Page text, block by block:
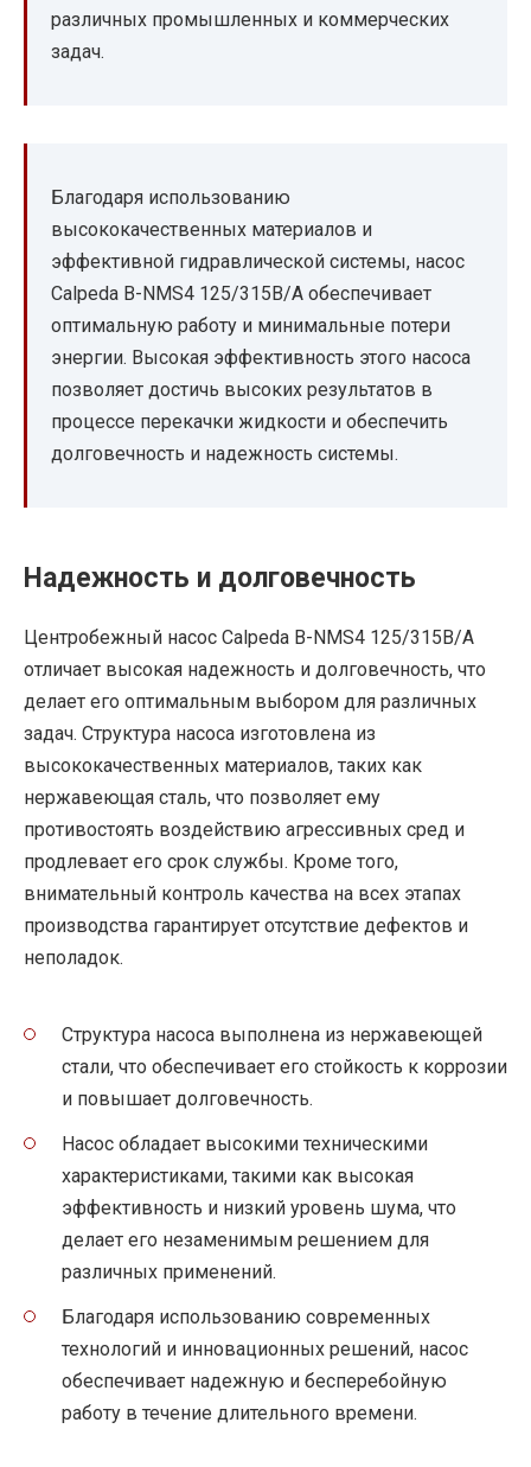
различных промышленных и коммерческих
задач.
Благодаря использованию
высококачественных материалов и
эффективной гидравлической системы, насос
Calpeda B-NMS4 125/315B/A обеспечивает
оптимальную работу и минимальные потери
энергии. Высокая эффективность этого насоса
позволяет достичь высоких результатов в
процессе перекачки жидкости и обеспечить
долговечность и надежность системы.
Надежность и долговечность
Центробежный насос Calpeda B-NMS4 125/315B/A
отличает высокая надежность и долговечность, что
делает его оптимальным выбором для различных
задач. Структура насоса изготовлена из
высококачественных материалов, таких как
нержавеющая сталь, что позволяет ему
противостоять воздействию агрессивных сред и
продлевает его срок службы. Кроме того,
внимательный контроль качества на всех этапах
производства гарантирует отсутствие дефектов и
неполадок.
Структура насоса выполнена из нержавеющей
стали, что обеспечивает его стойкость к коррозии
и повышает долговечность.
Насос обладает высокими техническими
характеристиками, такими как высокая
эффективность и низкий уровень шума, что
делает его незаменимым решением для
различных применений.
Благодаря использованию современных
технологий и инновационных решений, насос
обеспечивает надежную и бесперебойную
работу в течение длительного времени.